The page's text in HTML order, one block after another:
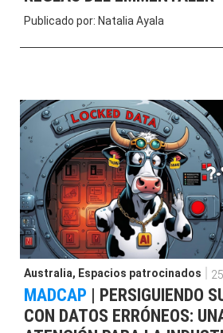
Publicado por: Natalia Ayala
Australia, Espacios patrocinados
MADCAP | PERSIGUIENDO
CON DATOS ERRÓNEOS: